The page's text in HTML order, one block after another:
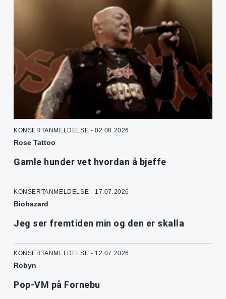
KONSERTANMELDELSE - 02.08.2026
Rose Tattoo
Gamle hunder vet hvordan å bjeffe
KONSERTANMELDELSE - 17.07.2026
Biohazard
Jeg ser fremtiden min og den er skalla
KONSERTANMELDELSE - 12.07.2026
Robyn
Pop-VM på Fornebu